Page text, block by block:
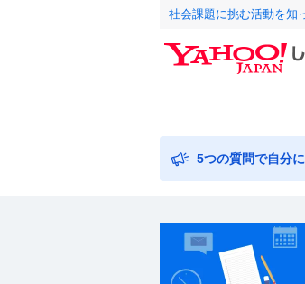
社会課題に挑む活動を知
5つの質問で自分